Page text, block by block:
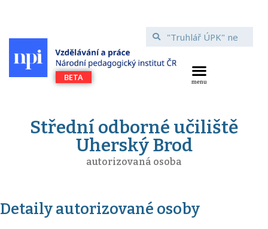
Střední odborné učiliště
Uherský Brod
autorizovaná osoba
Detaily autorizované osoby